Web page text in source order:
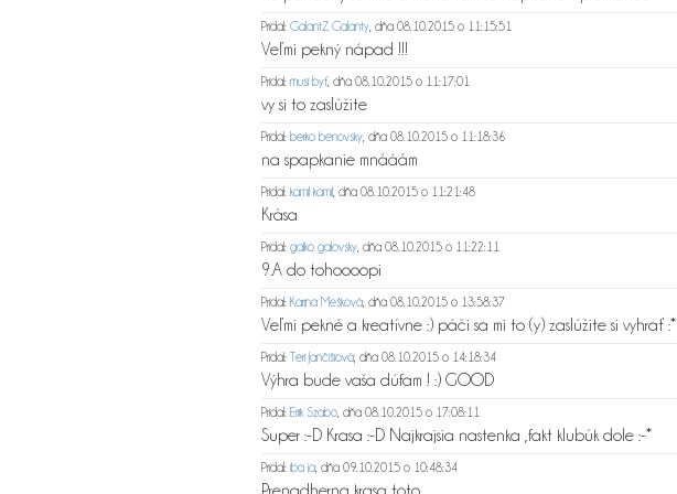
Pridal: GalantZ Galanty , dňa 08.10.2015 o 11:15:51
Veľmi pekný nápad !!!
Pridal: musi byť, dňa 08.10.2015 o 11:17:01
vy si to zaslúžite
Pridal: berko benovsky , dňa 08.10.2015 o 11:18:36
na spapkanie mnááám
Pridal: kamil kamil , dňa 08.10.2015 o 11:21:48
Krása
Pridal: galko galovsky , dňa 08.10.2015 o 11:22:11
9.A do tohoooopi
Pridal: Karina Mešková , dňa 08.10.2015 o 13:58:37
Veľmi pekné a kreatívne :) páči sa mi to (y) zaslúžite si vyhrať :*
Pridal: Teri Jančišiová , dňa 08.10.2015 o 14:18:34
Výhra bude vaša dúfam ! :) GOOD
Pridal: Eriik Szabo , dňa 08.10.2015 o 17:08:11
Super :-D Krasa :-D Najkrajsia nastenka ,fakt klubúk dole :-*
Pridal: iba ja , dňa 09.10.2015 o 10:48:34